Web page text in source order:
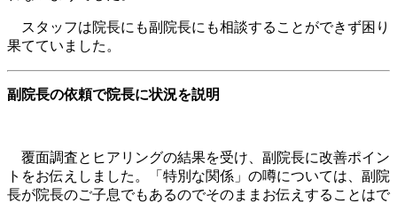
スタッフは院長にも副院長にも相談することができず困り
果てていました。
副院長の依頼で院長に状況を説明
覆面調査とヒアリングの結果を受け、副院長に改善ポイン
トをお伝えしました。「特別な関係」の噂については、副院
長が院長のご子息でもあるのでそのままお伝えすることはで